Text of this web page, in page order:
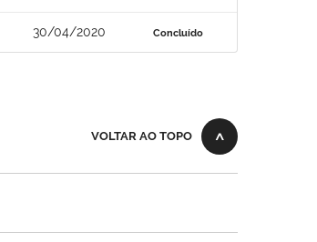
30/04/2020 Concluído
VOLTAR AO TOPO